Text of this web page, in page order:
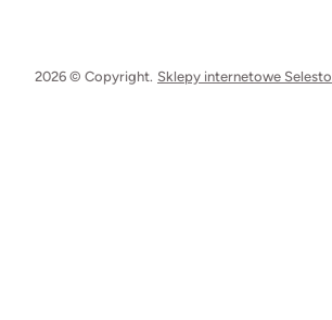
2026 © Copyright. Sklepy internetowe Selesto